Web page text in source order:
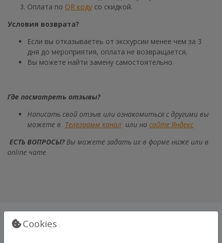
Оплата по QR коду со скидкой.
Условия возврата?
Если вы отказываетеь от экскурсии менее чем за 3
дня до мероприятия, оплата не возвращается.
Вы можете найти замену самостоятельно.
Где посмотреть отзывы?
Написать свой отзыв или ознакомиться с другими вы
можете в Телеграмм канал или на сайте Яндекс
ЕСТЬ ВОПРОСЫ?Вы можете задать их в форме ниже или в
online чате
Cookies